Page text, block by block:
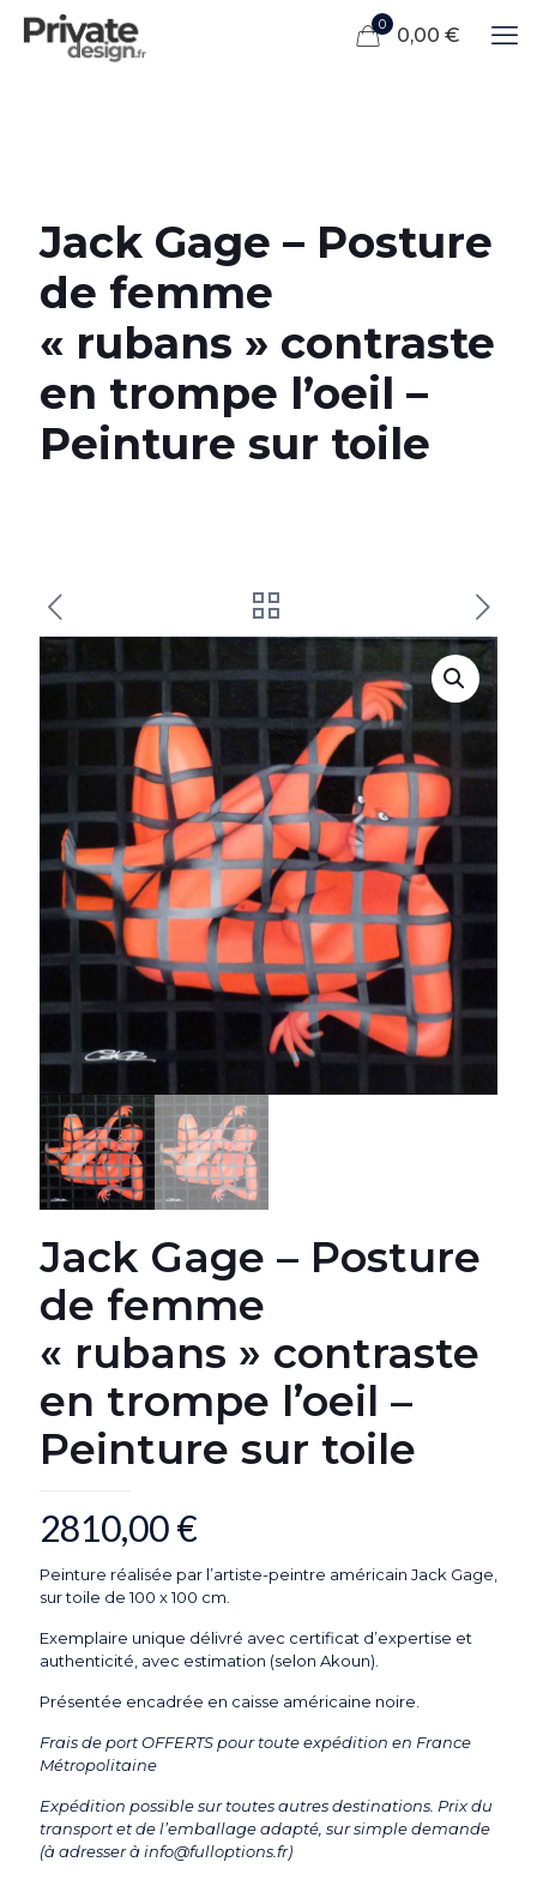
0 0,00 €
Jack Gage – Posture
de femme
« rubans » contraste
en trompe l’oeil –
Peinture sur toile
Jack Gage – Posture
de femme
« rubans » contraste
en trompe l’oeil –
Peinture sur toile
2810,00€
Peinture réalisée par l’artiste-peintre américain Jack Gage,
sur toile de 100 x 100 cm.
Exemplaire unique délivré avec certificat d’expertise et
authenticité, avec estimation (selon Akoun).
Présentée encadrée en caisse américaine noire.
Frais de port OFFERTS pour toute expédition en France
Métropolitaine
Expédition possible sur toutes autres destinations. Prix du
transport et de l’emballage adapté, sur simple demande
(à adresser à info@fulloptions.fr)